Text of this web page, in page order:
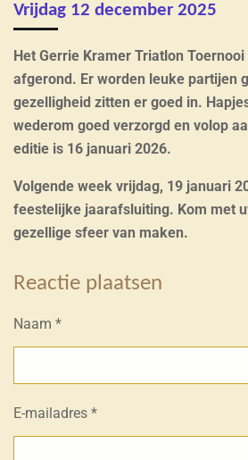
Vrijdag 12 december 2025
Het Gerrie Kramer Triatlon
afgerond. Er worden leuke partijen
gezelligheid zitten er goed in.
wederom goed verzorgd en volop
editie is 16 januari 2026.
Volgende week vrijdag, 19 januari
feestelijke jaarafsluiting. Kom met
gezellige sfeer van maken.
Reactie plaatsen
Naam *
E-mailadres *